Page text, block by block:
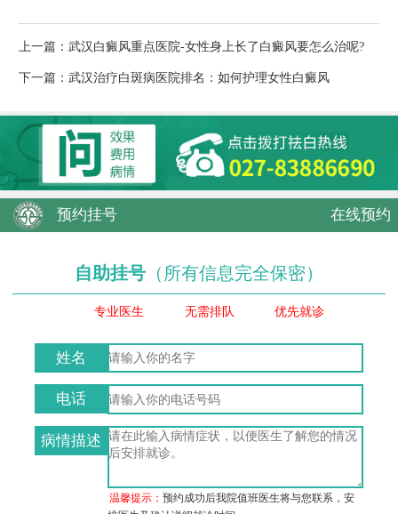
上一篇： 武汉白癜风重点医院-女性身上长了白癜风要怎么治呢?
下一篇： 武汉治疗白斑病医院排名：如何护理女性白癜风
预约挂号 在线预约
自助挂号 （所有信息完全保密）
专业医生 无需排队 优先就诊
姓名
电话
病情描述
温馨提示：预约成功后我院值班医生将与您联系，安